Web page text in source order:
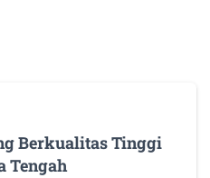
Berkualitas Tinggi
Tengah